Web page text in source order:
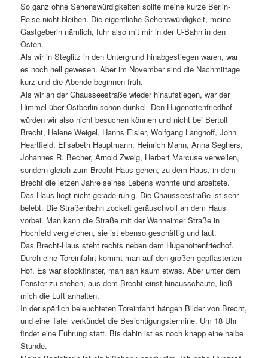
So ganz ohne Sehenswürdigkeiten sollte meine kurze Berlin-
Reise nicht bleiben. Die eigentliche Sehenswürdigkeit, meine
Gastgeberin nämlich, fuhr also mit mir in der U-Bahn in den
Osten.
Als wir in Steglitz in den Untergrund hinabgestiegen waren, war
es noch hell gewesen. Aber im November sind die Nachmittage
kurz und die Abende beginnen früh.
Als wir an der Chausseestraße wieder hinaufstiegen, war der
Himmel über Ostberlin schon dunkel. Den Hugenottenfriedhof
würden wir also nicht besuchen können und nicht bei Bertolt
Brecht, Helene Weigel, Hanns Eisler, Wolfgang Langhoff, John
Heartfield, Elisabeth Hauptmann, Heinrich Mann, Anna Seghers,
Johannes R. Becher, Arnold Zweig, Herbert Marcuse verweilen,
sondern gleich zum Brecht-Haus gehen, zu dem Haus, in dem
Brecht die letzen Jahre seines Lebens wohnte und arbeitete.
Das Haus liegt nicht gerade ruhig. Die Chausseestraße ist sehr
belebt. Die Straßenbahn zockelt geräuschvoll an dem Haus
vorbei. Man kann die Straße mit der Wanheimer Straße in
Hochfeld vergleichen, sie ist ebenso geschäftig und laut.
Das Brecht-Haus steht rechts neben dem Hugenottenfriedhof.
Durch eine Toreinfahrt kommt man auf den großen gepflasterten
Hof. Es war stockfinster, man sah kaum etwas. Aber unter dem
Fenster zu stehen, aus dem Brecht einst hinausschaute, ließ
mich die Luft anhalten.
In der spärlich beleuchteten Toreinfahrt hängen Bilder von Brecht,
und eine Tafel verkündet die Besichtigungstermine. Um 18 Uhr
findet eine Führung statt. Bis dahin ist es noch knapp eine halbe
Stunde.